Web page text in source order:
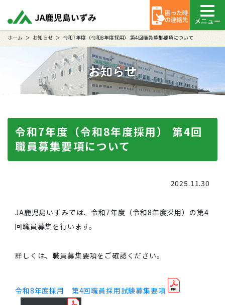
メニュー
ホーム お知らせ 令和7年度（令和8年度採用） 第4回職員募集要項について
お知らせ
令和7年度（令和8年度採用） 第4回
職員募集要項について
2025.11.30
JA鹿児島いずみでは、令和7年度（令和8年度採用）の第4
回職員募集を行います。
詳しくは、職員募集要項をご確認ください。
令和8年度採用 第4回職員採用試験募集要項